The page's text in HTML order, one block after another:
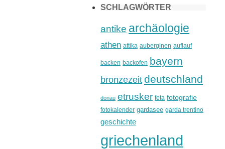
2014
SCHLAGWÖRTER
antike archäologie
athen attika auberginen auflauf
backen backofen bayern
bronzezeit deutschland
donau etrusker feta fotografie
fotokalender gardasee garda trentino
geschichte
griechenland